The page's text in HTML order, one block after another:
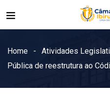
Home Atividades
Pública de reestrutura ao